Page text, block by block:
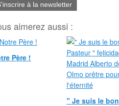
à la newsletter
aimerez aussi :
Père !
" Je suis le bon